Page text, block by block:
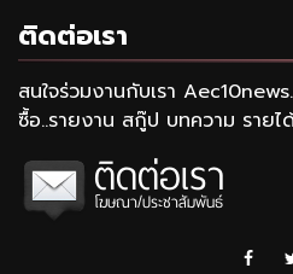
ติดต่อเรา
สนใจร่วมงานกับเรา
ซื้อ..รายงาน สกู๊ป บทความ รายไ